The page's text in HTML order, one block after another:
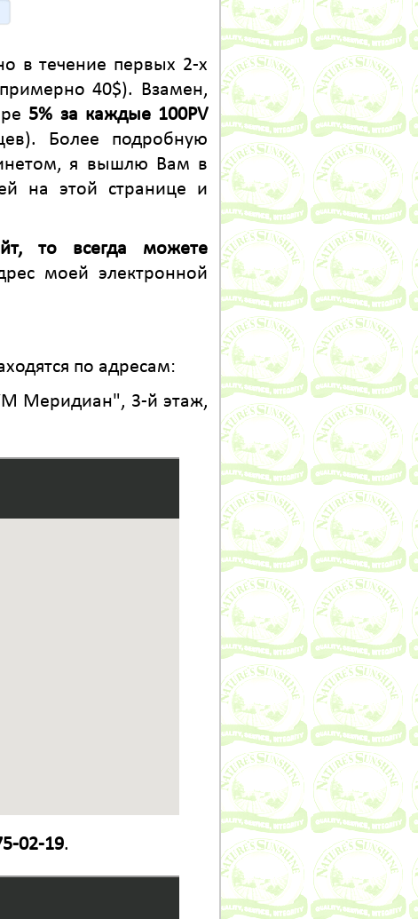
в течение первых 2-х
40$). Взамен,
5% за каждые 100PV
Более подробную
я вышлю Вам в
на этой странице и
то всегда можете
моей электронной
по адресам:
Меридиан", 3-й этаж,
02-19.